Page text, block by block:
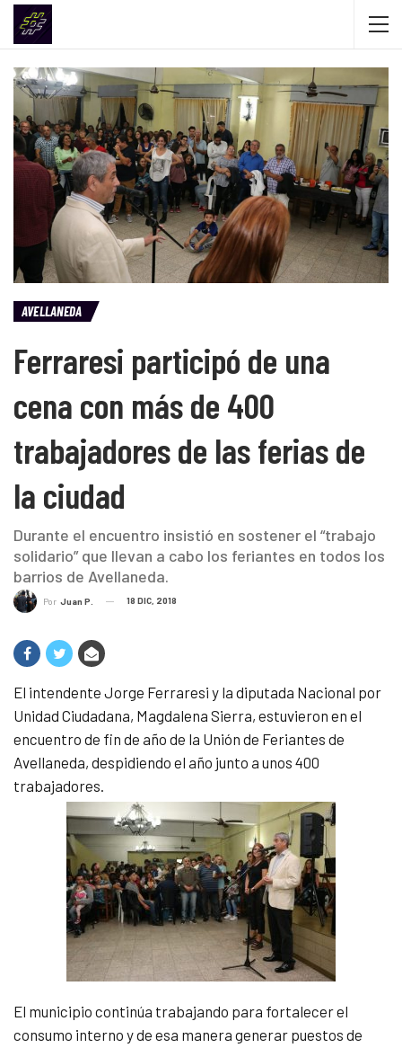
AVELLANEDA
Ferraresi participó de una
cena con más de 400
trabajadores de las ferias de
la ciudad
Durante el encuentro insistió en sostener el “trabajo
solidario” que llevan a cabo los feriantes en todos los
barrios de Avellaneda.
Por Juan P. 18 DIC, 2018
El intendente Jorge Ferraresi y la diputada Nacional por
Unidad Ciudadana, Magdalena Sierra, estuvieron en el
encuentro de fin de año de la Unión de Feriantes de
Avellaneda, despidiendo el año junto a unos 400
trabajadores.
El municipio continúa trabajando para fortalecer el
consumo interno y de esa manera generar puestos de